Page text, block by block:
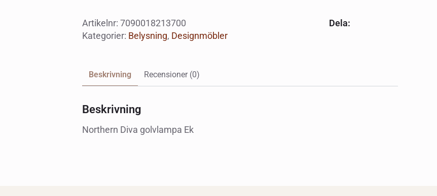
Artikelnr: 7090018213700
Kategorier: Belysning, Designmöbler
Dela:
Beskrivning Recensioner (0)
Beskrivning
Northern Diva golvlampa Ek